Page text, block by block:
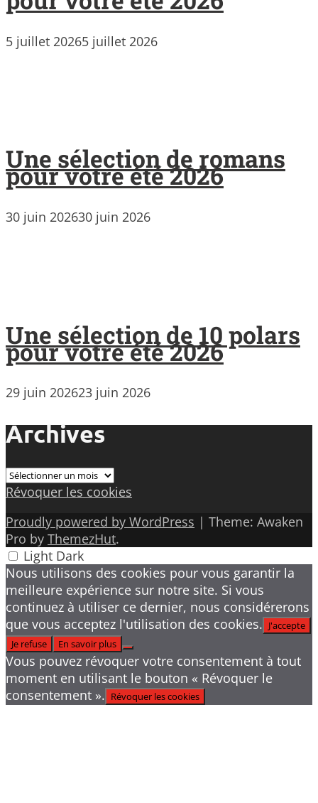
5 juillet 20265 juillet 2026
Une sélection de romans
pour votre été 2026
30 juin 202630 juin 2026
Une sélection de 10 polars
pour votre été 2026
29 juin 202623 juin 2026
Archives
Archives
Révoquer les cookies
Proudly powered by WordPress | Theme: Awaken
Pro by ThemezHut.
Light Dark
Nous utilisons des cookies pour vous garantir la
meilleure expérience sur notre site. Si vous
continuez à utiliser ce dernier, nous considérerons
que vous acceptez l'utilisation des cookies. J'accepte
Je refuse
En savoir plus
Vous pouvez révoquer votre consentement à tout
moment en utilisant le bouton « Révoquer le
consentement ». Révoquer les cookies